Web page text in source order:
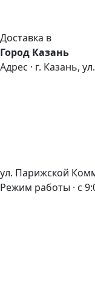
Доставка в
Город Казань
Адрес · г. Казань,
ул. Парижской
Режим работы · с